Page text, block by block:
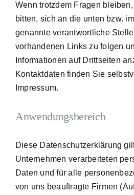
Wenn trotzdem Fragen
bitten, sich an die unten bzw.
genannte verantwortliche
vorhandenen Links zu folgen
Informationen auf Drittseiten
Kontaktdaten finden Sie
Impressum.
Anwendungsbereich
Diese Datenschutzerklärung
Unternehmen verarbeiteten
Daten und für alle
von uns beauftragte Firmen